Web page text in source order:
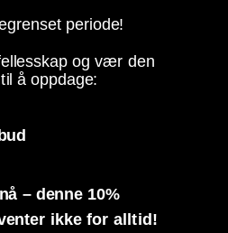
periode!
og vær den
å oppdage:
– denne 10%
ikke for alltid!